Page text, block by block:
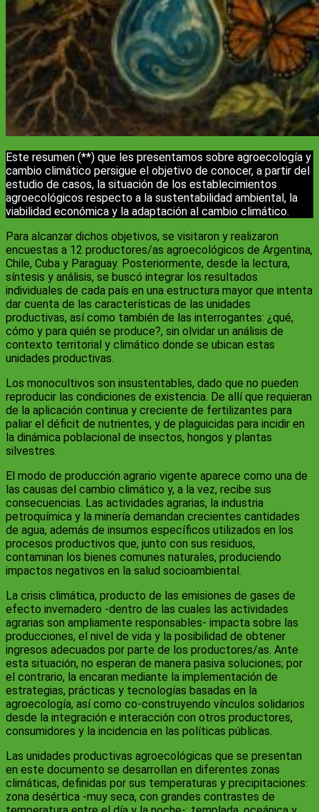
Este resumen (**) que les presentamos sobre agroecología y
cambio climático persigue el objetivo de conocer, a partir del
estudio de casos, la situación de los establecimientos
agroecológicos respecto a la sustentabilidad ambiental, la
viabilidad económica y la adaptación al cambio climático.
Para alcanzar dichos objetivos, se visitaron y realizaron
encuestas a 12 productores/as agroecológicos de Argentina,
Chile, Cuba y Paraguay. Posteriormente, desde la lectura,
síntesis y análisis, se buscó integrar los resultados
individuales de cada país en una estructura mayor que intenta
dar cuenta de las características de las unidades
productivas, así como también de las interrogantes: ¿qué,
cómo y para quién se produce?, sin olvidar un análisis de
contexto territorial y climático donde se ubican estas
unidades productivas.
Los monocultivos son insustentables, dado que no pueden
reproducir las condiciones de existencia. De allí que requieran
de la aplicación continua y creciente de fertilizantes para
paliar el déficit de nutrientes, y de plaguicidas para incidir en
la dinámica poblacional de insectos, hongos y plantas
silvestres.
El modo de producción agrario vigente aparece como una de
las causas del cambio climático y, a la vez, recibe sus
consecuencias. Las actividades agrarias, la industria
petroquímica y la minería demandan crecientes cantidades
de agua, además de insumos específicos utilizados en los
procesos productivos que, junto con sus residuos,
contaminan los bienes comunes naturales, produciendo
impactos negativos en la salud socioambiental.
La crisis climática, producto de las emisiones de gases de
efecto invernadero -dentro de las cuales las actividades
agrarias son ampliamente responsables- impacta sobre las
producciones, el nivel de vida y la posibilidad de obtener
ingresos adecuados por parte de los productores/as. Ante
esta situación, no esperan de manera pasiva soluciones; por
el contrario, la encaran mediante la implementación de
estrategias, prácticas y tecnologías basadas en la
agroecología, así como co-construyendo vínculos solidarios
desde la integración e interacción con otros productores,
consumidores y la incidencia en las políticas públicas.
Las unidades productivas agroecológicas que se presentan
en este documento se desarrollan en diferentes zonas
climáticas, definidas por sus temperaturas y precipitaciones:
zona desértica -muy seca, con grandes contrastes de